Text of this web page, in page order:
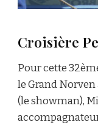
Croisière
Pour cette
le Grand
(le showman),